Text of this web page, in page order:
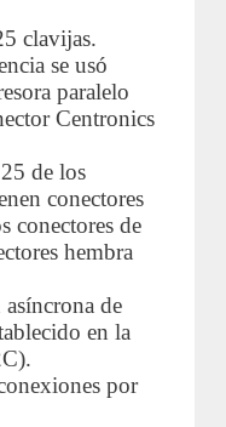
clavijas.
se usó
paralelo
Centronics
de los
conectores
conectores de
hembra
de
en la
por